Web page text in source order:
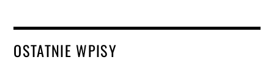
OSTATNIE WPISY